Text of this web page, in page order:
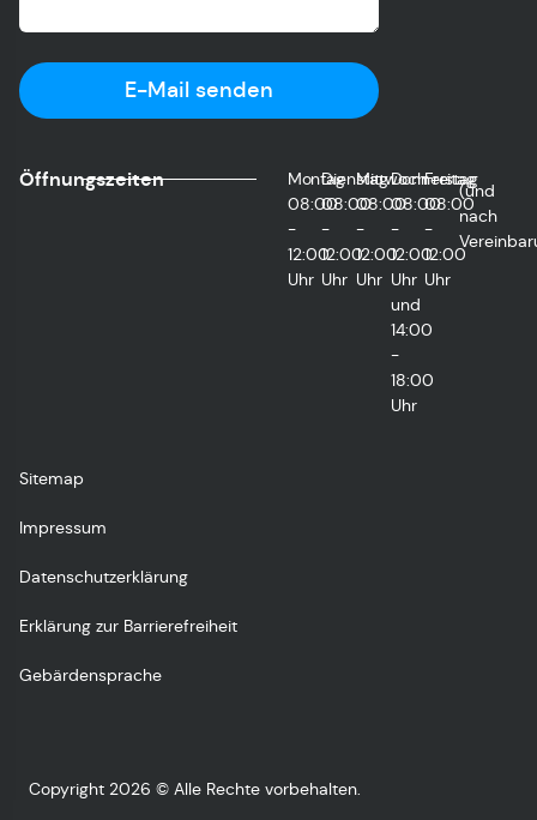
E-Mail senden
Öffnungszeiten
Montag
08:00
-
12:00
Uhr
Dienstag
08:00
-
12:00
Uhr
Mittwoch
08:00
-
12:00
Uhr
Donnerstag
08:00
-
12:00
Uhr
und
14:00
-
18:00
Uhr
Freitag
08:00
-
12:00
Uhr
(und
nach
Sitemap
Impressum
Datenschutzerklärung
Erklärung zur Barrierefreiheit
Gebärdensprache
Copyright 2026 © Alle Rechte vorbehalten.